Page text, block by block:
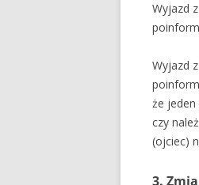
Wyjazd
Wyjazd
że
czy
(ojciec)
3.